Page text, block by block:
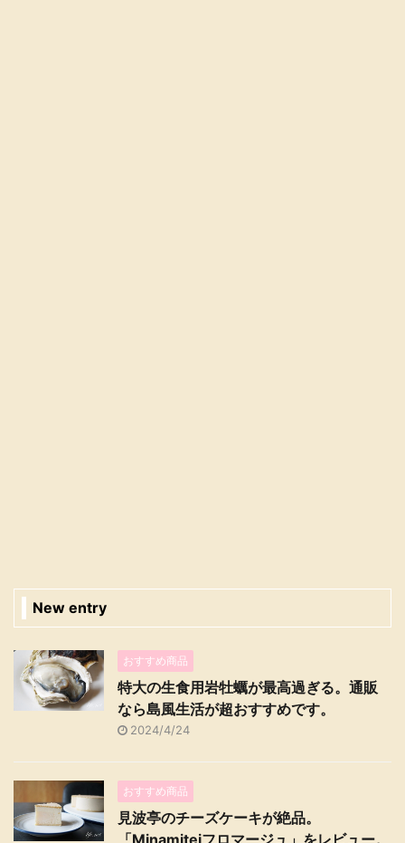
New entry
おすすめ商品
特大の生食用岩牡蠣が最高過ぎる。通販
なら島風生活が超おすすめです。
2024/4/24
おすすめ商品
見波亭のチーズケーキが絶品。